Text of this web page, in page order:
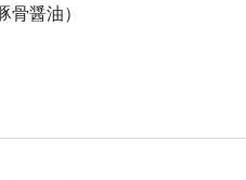
骨醤油）